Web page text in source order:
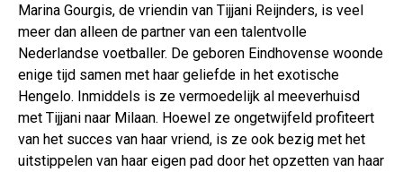
Marina Gourgis, de vriendin van Tijjani Reijnders, is veel
meer dan alleen de partner van een talentvolle
Nederlandse voetballer. De geboren Eindhovense woonde
enige tijd samen met haar geliefde in het exotische
Hengelo. Inmiddels is ze vermoedelijk al meeverhuisd
met Tijjani naar Milaan. Hoewel ze ongetwijfeld profiteert
van het succes van haar vriend, is ze ook bezig met het
uitstippelen van haar eigen pad door het opzetten van haar